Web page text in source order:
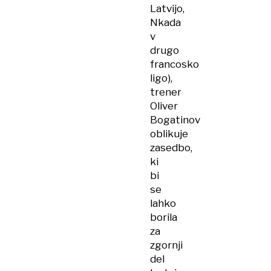
Latvijo,
Nkada
v
drugo
francosko
ligo),
trener
Oliver
Bogatinov
oblikuje
zasedbo,
ki
bi
se
lahko
borila
za
zgornji
del